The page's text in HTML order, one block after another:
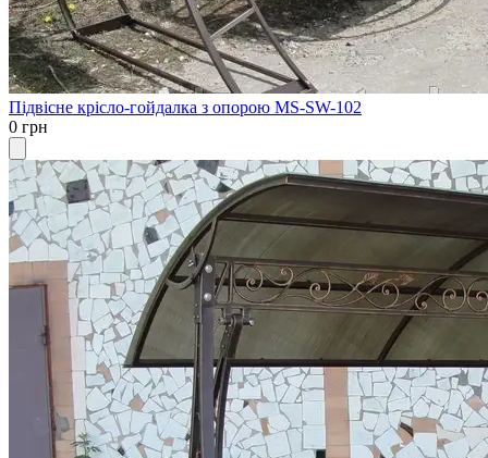
Підвісне крісло-гойдалка з опорою MS-SW-102
0 грн